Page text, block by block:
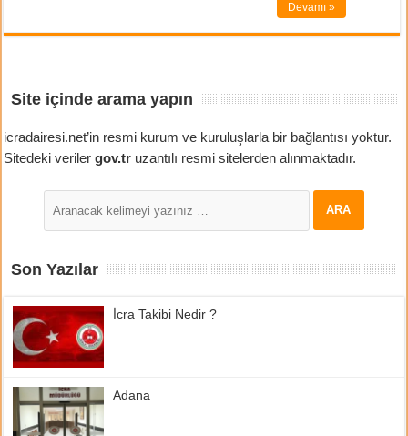
Devamı »
Site içinde arama yapın
icradairesi.net’in resmi kurum ve kuruluşlarla bir bağlantısı yoktur.
Sitedeki verilergov.tr uzantılı resmi sitelerden alınmaktadır.
Son Yazılar
İcra Takibi Nedir ?
Adana